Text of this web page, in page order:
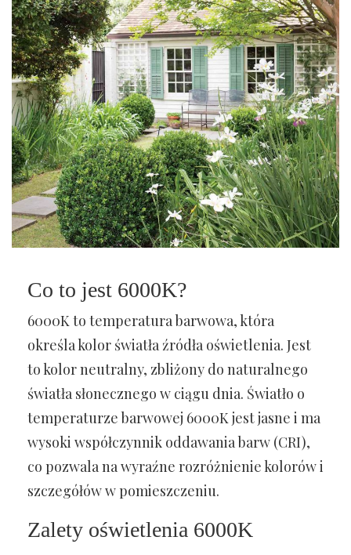
Co to jest 6000K?
6000K to temperatura barwowa, która
określa kolor światła źródła oświetlenia. Jest
to kolor neutralny, zbliżony do naturalnego
światła słonecznego w ciągu dnia. Światło o
temperaturze barwowej 6000K jest jasne i ma
wysoki współczynnik oddawania barw (CRI),
co pozwala na wyraźne rozróżnienie kolorów i
szczegółów w pomieszczeniu.
Zalety oświetlenia 6000K